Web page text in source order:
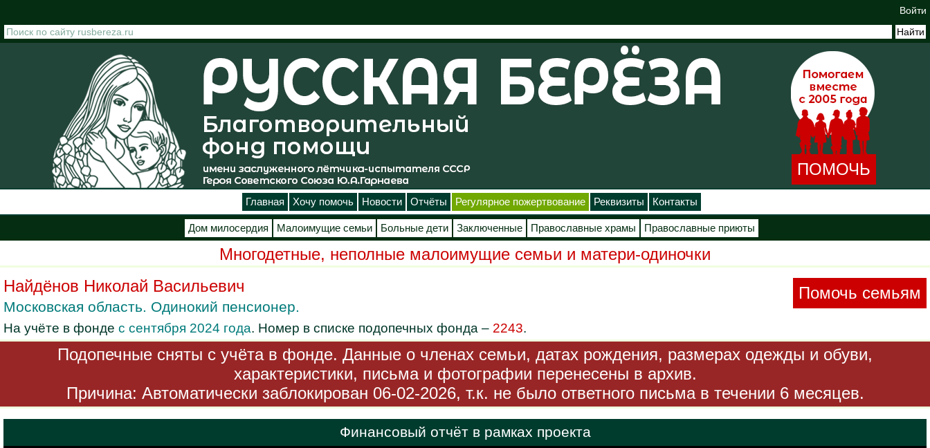
Войти
ПОМОЧЬ
Главная Хочу помочь Новости Отчёты Регулярное пожертвование Реквизиты Контакты
Дом милосердия Малоимущие семьи Больные дети Заключенные Православные храмы Православные приюты
Многодетные, неполные малоимущие семьи и матери-одиночки
Помочь семьям
Найдёнов Николай Васильевич
Московская область. Одинокий пенсионер.
На учёте в фонде с сентября 2024 года. Номер в списке подопечных фонда – 2243.
Подопечные сняты с учёта в фонде. Данные о членах семьи, датах рождения, размерах одежды и обуви,
характеристики, письма и фотографии перенесены в архив.
Причина: Автоматически заблокирован 06-02-2026, т.к. не было ответного письма в течении 6 месяцев.
Финансовый отчёт в рамках проекта